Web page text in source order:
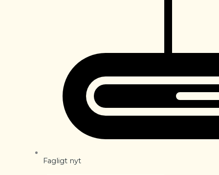
Fagligt nyt